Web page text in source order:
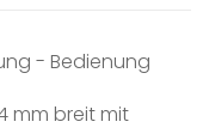
- Bedienung
mm breit mit